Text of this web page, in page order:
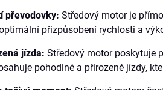
převodovky: Středový motor je
přizpůsobení rychlosti a
jízda: Středový motor poskytuje
pohodlné a přirozené jízdy,